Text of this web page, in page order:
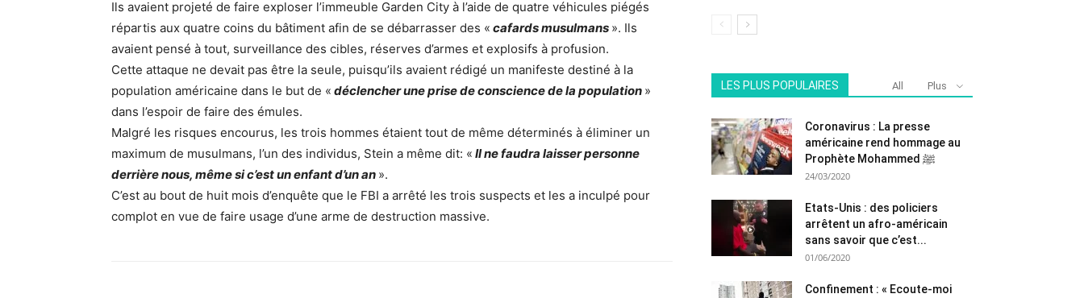
Ils avaient projeté de faire exploser l’immeuble Garden City à l’aide de quatre véhicules piégés
répartis aux quatre coins du bâtiment afin de se débarrasser des « cafards musulmans ». Ils
avaient pensé à tout, surveillance des cibles, réserves d’armes et explosifs à profusion.
Cette attaque ne devait pas être la seule, puisqu’ils avaient rédigé un manifeste destiné à la
population américaine dans le but de « déclencher une prise de conscience de la population »
dans l’espoir de faire des émules.
Malgré les risques encourus, les trois hommes étaient tout de même déterminés à éliminer un
maximum de musulmans, l’un des individus, Stein a même dit: « Il ne faudra laisser personne
derrière nous, même si c’est un enfant d’un an ».
C’est au bout de huit mois d’enquête que le FBI a arrêté les trois suspects et les a inculpé pour
complot en vue de faire usage d’une arme de destruction massive.
LES PLUS POPULAIRES All Plus
Coronavirus : La presse
américaine rend hommage au
Prophète Mohammed ﷺ
24/03/2020
Etats-Unis : des policiers
arrêtent un afro-américain
sans savoir que c’est...
01/06/2020
Confinement : « Ecoute-moi